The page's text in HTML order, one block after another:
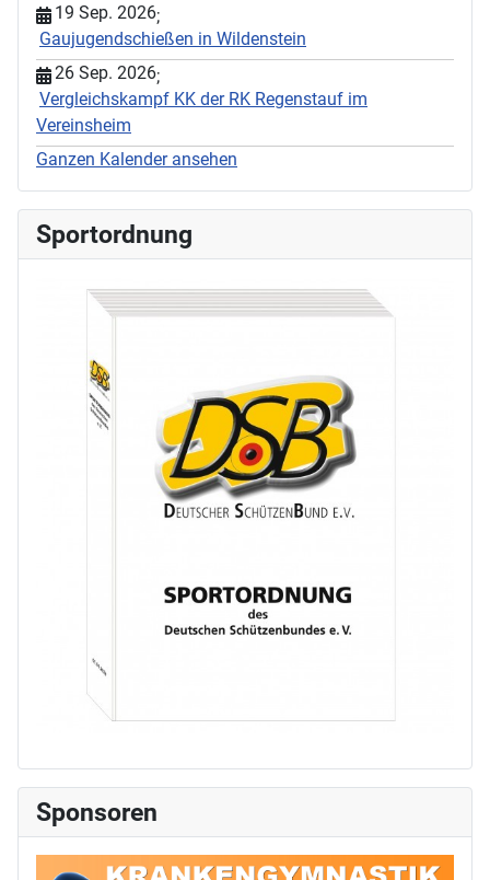
19 Sep. 2026;
Gaujugendschießen in Wildenstein
26 Sep. 2026;
Vergleichskampf KK der RK Regenstauf im
Vereinsheim
Ganzen Kalender ansehen
Sportordnung
Sponsoren